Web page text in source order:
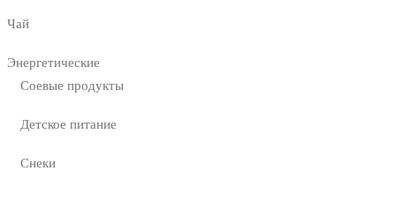
Чай
Энергетические
Соевые продукты
Детское питание
Снеки